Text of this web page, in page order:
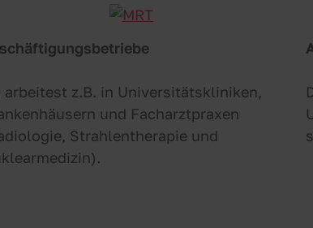
arbeitest z.B. in Universitätskliniken,
und Facharztpraxen
Strahlentherapie und